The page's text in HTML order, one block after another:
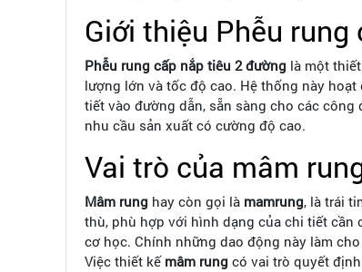
Giới thiệu Phễu
Phễu rung cấp nắp tiêu 2 đường là một
lượng lớn và tốc độ cao. Hệ thống này
tiết vào đường dẫn, sẵn sàng cho các
nhu cầu sản xuất có cường độ cao.
Vai trò của mâm
Mâm rung hay còn gọi là mamrung, là trái
thù, phù hợp với hình dạng của chi tiết cần
cơ học. Chính những dao động này làm
Việc thiết kế mâm rung có vai trò quyết